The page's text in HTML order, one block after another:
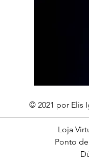
© 2021 por Elis
Loja
Ponto